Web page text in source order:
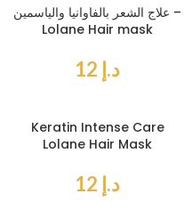
علاج الشعر بالفاوانيا والياسمين –
Lolane Hair mask
د.إ
Keratin Intense Care
Lolane Hair Mask
د.إ